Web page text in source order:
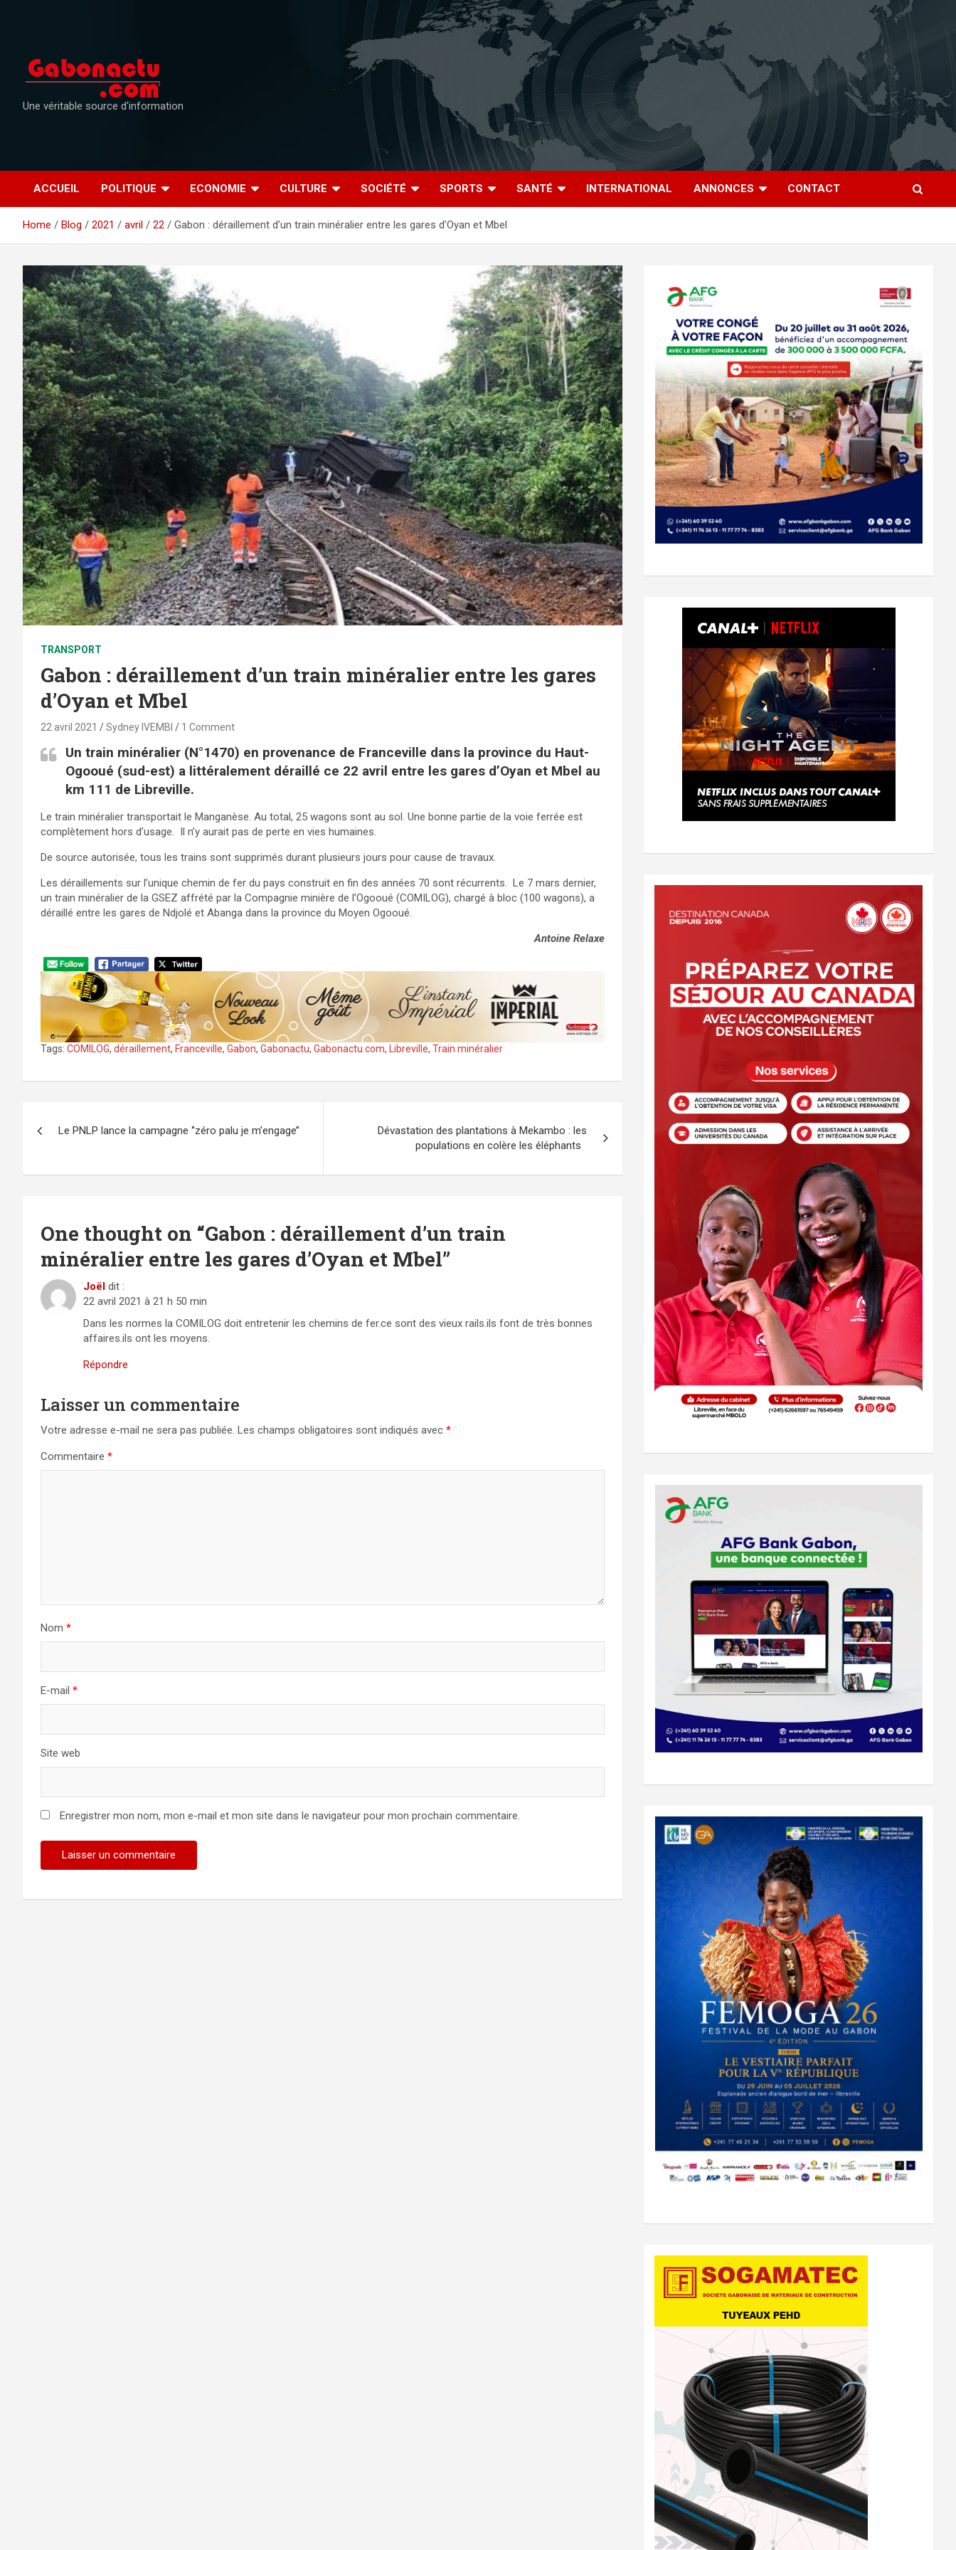
Une véritable source d'information
ACCUEIL POLITIQUE ECONOMIE CULTURE SOCIÉTÉ SPORTS SANTÉ INTERNATIONAL ANNONCES CONTACT
Home Blog 2021 avril 22 Gabon : déraillement d’un train minéralier entre les gares d’Oyan et Mbel
TRANSPORT
Gabon : déraillement d’un train minéralier entre les gares
d’Oyan et Mbel
22 avril 2021 Sydney IVEMBI 1 Comment
Un train minéralier (N°1470) en provenance de Franceville dans la province du Haut-
Ogooué (sud-est) a littéralement déraillé ce 22 avril entre les gares d’Oyan et Mbel au
km 111 de Libreville.
Le train minéralier transportait le Manganèse. Au total, 25 wagons sont au sol. Une bonne partie de la voie ferrée est
complètement hors d’usage. Il n’y aurait pas de perte en vies humaines.
De source autorisée, tous les trains sont supprimés durant plusieurs jours pour cause de travaux.
Les déraillements sur l’unique chemin de fer du pays construit en fin des années 70 sont récurrents. Le 7 mars dernier,
un train minéralier de la GSEZ affrété par la Compagnie minière de l’Ogooué (COMILOG), chargé à bloc (100 wagons), a
déraillé entre les gares de Ndjolé et Abanga dans la province du Moyen Ogooué.
Antoine Relaxe
Tags: COMILOG, déraillement, Franceville, Gabon, Gabonactu, Gabonactu.com, Libreville, Train minéralier
de
l’article
Le PNLP lance la campagne ‘’zéro palu je m’engage’’
Dévastation des plantations à Mekambo : les
populations en colère les éléphants
One thought on “Gabon : déraillement d’un train
minéralier entre les gares d’Oyan et Mbel”
Joël dit :
22 avril 2021 à 21 h 50 min
Dans les normes la COMILOG doit entretenir les chemins de fer.ce sont des vieux rails.ils font de très bonnes
affaires.ils ont les moyens.
Répondre
Laisser un commentaire
Votre adresse e-mail ne sera pas publiée. Les champs obligatoires sont indiqués avec *
Commentaire *
Nom *
E-mail *
Site web
Enregistrer mon nom, mon e-mail et mon site dans le navigateur pour mon prochain commentaire.